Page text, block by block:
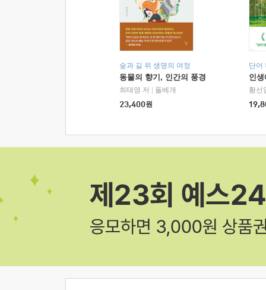
숲과 길 위 생명의 여정
동물의 향기, 인간의 풍경
최태영 저
돌베개
23,400원
단어
인
황선